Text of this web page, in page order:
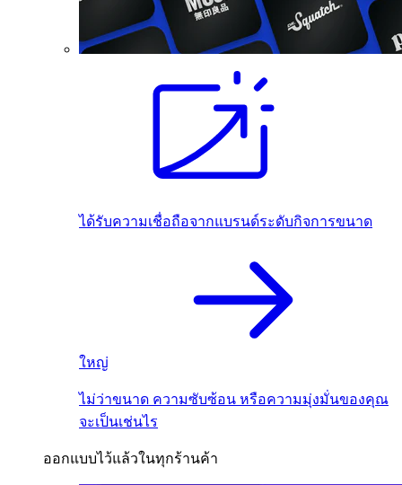
ได้รับความเชื่อถือจากแบรนด์ระดับกิจการขนาด
ใหญ่
ไม่ว่าขนาด ความซับซ้อน หรือความมุ่งมั่นของคุณ
จะเป็นเช่นไร
ออกแบบไว้แล้วในทุกร้านค้า